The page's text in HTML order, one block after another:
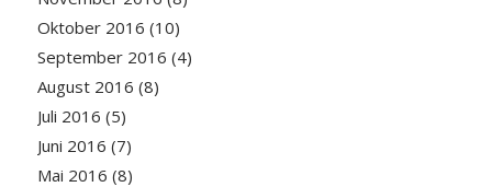
Oktober 2016 (10)
September 2016 (4)
August 2016 (8)
Juli 2016 (5)
Juni 2016 (7)
Mai 2016 (8)